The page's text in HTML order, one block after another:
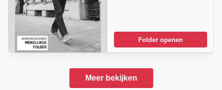
Folder openen
Meer bekijken